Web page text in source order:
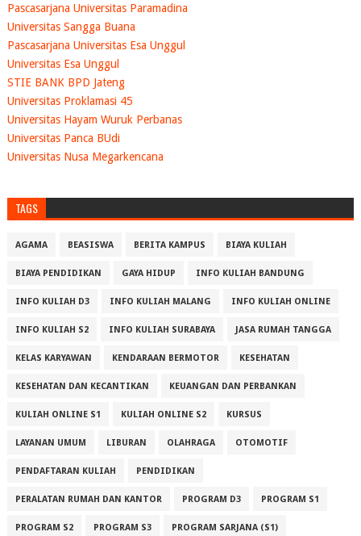
Pascasarjana Universitas Paramadina
Universitas Sangga Buana
Pascasarjana Universitas Esa Unggul
Universitas Esa Unggul
STIE BANK BPD Jateng
Universitas Proklamasi 45
Universitas Hayam Wuruk Perbanas
Universitas Panca BUdi
Universitas Nusa Megarkencana
TAGS
AGAMA BEASISWA BERITA KAMPUS BIAYA KULIAH
BIAYA PENDIDIKAN GAYA HIDUP INFO KULIAH BANDUNG
INFO KULIAH D3 INFO KULIAH MALANG INFO KULIAH ONLINE
INFO KULIAH S2 INFO KULIAH SURABAYA JASA RUMAH TANGGA
KELAS KARYAWAN KENDARAAN BERMOTOR KESEHATAN
KESEHATAN DAN KECANTIKAN KEUANGAN DAN PERBANKAN
KULIAH ONLINE S1 KULIAH ONLINE S2 KURSUS
LAYANAN UMUM LIBURAN OLAHRAGA OTOMOTIF
PENDAFTARAN KULIAH PENDIDIKAN
PERALATAN RUMAH DAN KANTOR PROGRAM D3 PROGRAM S1
PROGRAM S2 PROGRAM S3 PROGRAM SARJANA (S1)